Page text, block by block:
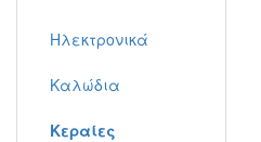
Ηλεκτρονικά
Καλώδια
Κεραίες